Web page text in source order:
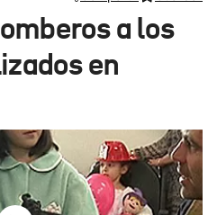
a los
en